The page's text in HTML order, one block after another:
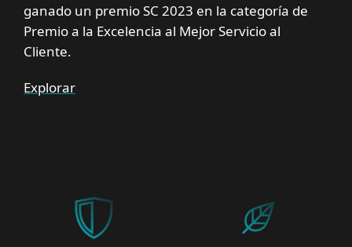
ganado un premio SC 2023 en la categoría de
Premio a la Excelencia al Mejor Servicio al
Cliente.
Explorar